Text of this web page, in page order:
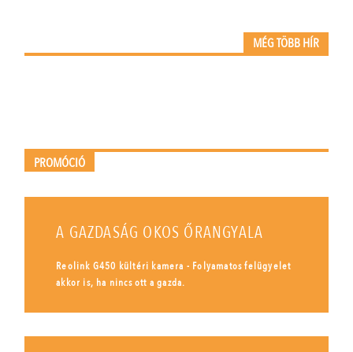
MÉG TÖBB HÍR
PROMÓCIÓ
A GAZDASÁG OKOS ŐRANGYALA
Reolink G450 kültéri kamera - Folyamatos felügyelet
akkor is, ha nincs ott a gazda.